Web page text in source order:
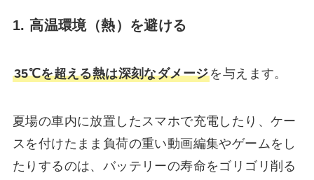
1. 高温環境（熱）を避ける
35℃を超える熱は深刻なダメージを与えます。
夏場の車内に放置したスマホで充電したり、ケー
スを付けたまま負荷の重い動画編集やゲームをし
たりするのは、バッテリーの寿命をゴリゴリ削る